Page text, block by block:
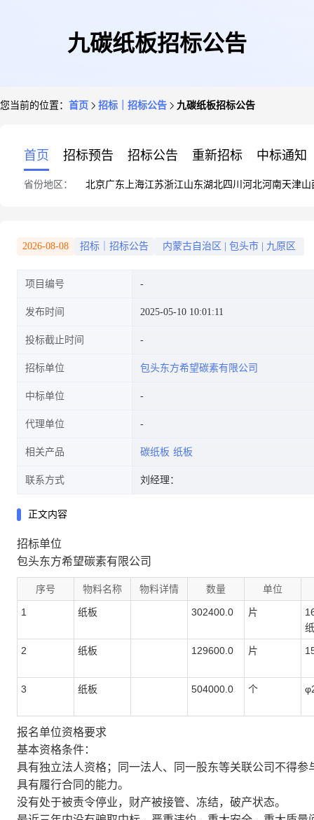
九碳纸板招标公告
您当前的位置： 首页 招标｜招标公告 九碳纸板招标公告
首页 招标预告 招标公告 重新招标 中标通知
省份地区： 北京广东 上海江苏浙江山东湖北四川 河北河南天津山
2026-08-08 招标｜招标公告 内蒙古自治区 包头市 九原区
项目编号
发布时间 2025-05-10 10:01:11
投标截止时间
招标单位 包头东方希望碳素有限公司
中标单位
代理单位
相关产品 碳纸板 纸板
联系方式 刘经理：
正文内容
招标单位
包头东方希望碳素有限公司
序号 物料名称 物料详情 数量 单位
1 纸板 302400.0 片
2 纸板 129600.0 片
3 纸板 504000.0 个
报名单位资格要求
基本资格条件：
具有独立法人资格；同一法人、同一股东等关联公司不得参
具有履行合同的能力。
没有处于被责令停业，财产被接管、冻结，破产状态。